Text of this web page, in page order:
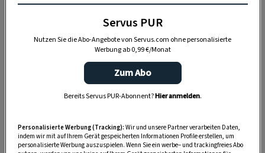
Kalt gerührte
Servus PUR
Nutzen Sie die Abo-Angebote von Servus.com ohne personalisierte
Werbung ab 0,99 €/Monat
Zum Abo
Bereits Servus PUR-Abonnent?Hier anmelden.
Personalisierte Werbung (Tracking): Wir und unsere Partner verarbeiten Daten,
indem wir mit auf Ihrem Gerät gespeicherten Informationen Profile erstellen, um
personalisierte Werbung auszuspielen. Wenn Sie ein werbe– und trackingfreies Abo